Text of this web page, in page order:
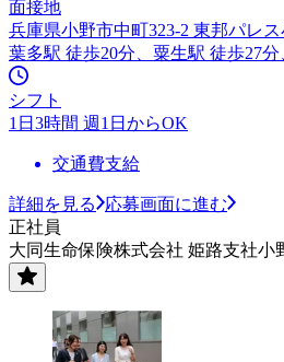
面接地
兵庫県小野市中町323-2 東邦パレス
葉多駅 徒歩20分、粟生駅 徒歩27
シフト
1日3時間 週1日からOK
交通費支給
詳細を見る
応募画面に進む
正社員
大同生命保険株式会社 姫路支社小